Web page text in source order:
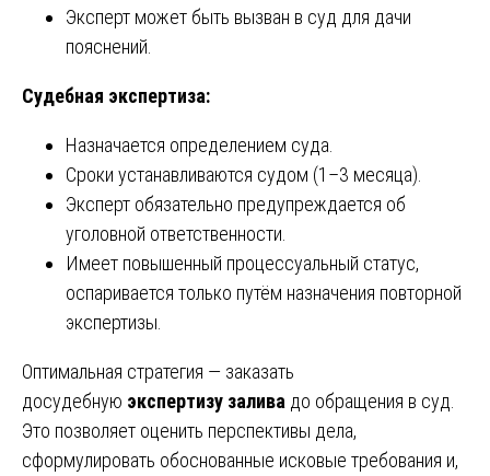
Эксперт может быть вызван в суд для дачи
пояснений.
Судебная экспертиза:
Назначается определением суда.
Сроки устанавливаются судом (1–3 месяца).
Эксперт обязательно предупреждается об
уголовной ответственности.
Имеет повышенный процессуальный статус,
оспаривается только путём назначения повторной
экспертизы.
Оптимальная стратегия — заказать
досудебную экспертизу залива до обращения в суд.
Это позволяет оценить перспективы дела,
сформулировать обоснованные исковые требования и,